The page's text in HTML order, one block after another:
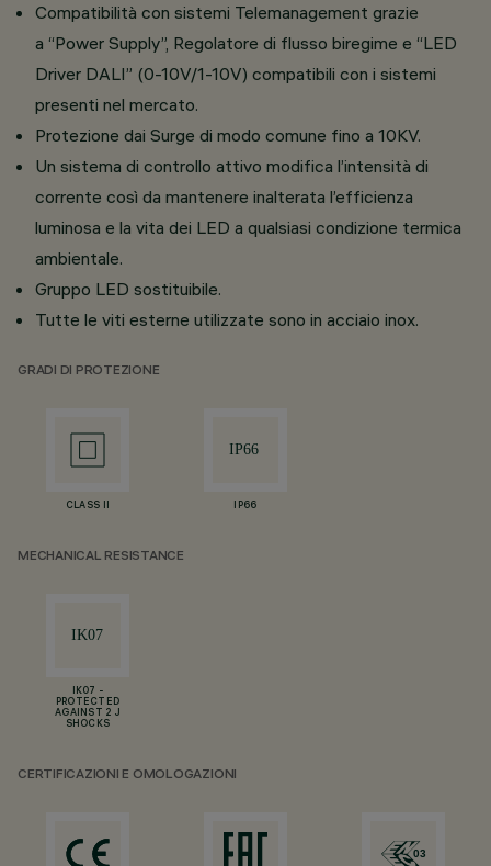
Compatibilità con sistemi Telemanagement grazie
a “Power Supply”, Regolatore di flusso biregime e “LED
Driver DALI” (0-10V/1-10V) compatibili con i sistemi
presenti nel mercato.
Protezione dai Surge di modo comune fino a 10KV.
Un sistema di controllo attivo modifica l’intensità di
corrente così da mantenere inalterata l’efficienza
luminosa e la vita dei LED a qualsiasi condizione termica
ambientale.
Gruppo LED sostituibile.
Tutte le viti esterne utilizzate sono in acciaio inox.
GRADI DI PROTEZIONE
CLASS II IP66
MECHANICAL RESISTANCE
IK07 -
PROTECTED
AGAINST 2 J
SHOCKS
CERTIFICAZIONI E OMOLOGAZIONI